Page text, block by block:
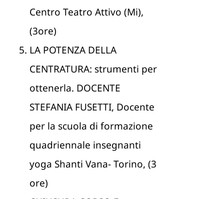
Centro Teatro Attivo (Mi),
(3ore)
LA POTENZA DELLA
CENTRATURA: strumenti per
ottenerla. DOCENTE
STEFANIA FUSETTI, Docente
per la scuola di formazione
quadriennale insegnanti
yoga Shanti Vana- Torino, (3
ore)